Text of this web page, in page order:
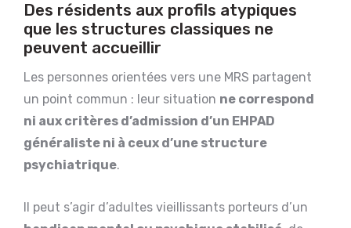
Des résidents aux profils atypiques
que les structures classiques ne
peuvent accueillir
Les personnes orientées vers une MRS partagent
un point commun : leur situation ne correspond
ni aux critères d’admission d’un EHPAD
généraliste ni à ceux d’une structure
psychiatrique.
Il peut s’agir d’adultes vieillissants porteurs d’un